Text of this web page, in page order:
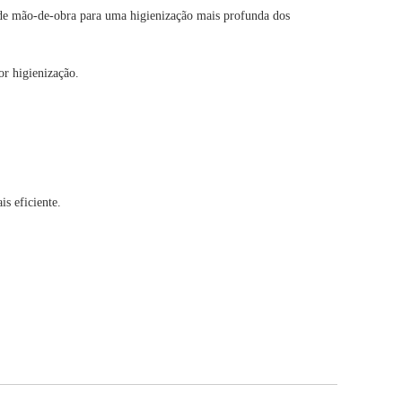
mão-de-obra para uma higienização mais profunda dos
higienização.
eficiente.